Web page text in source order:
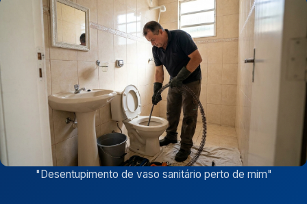
"Desentupimento de vaso sanitário perto de mim"